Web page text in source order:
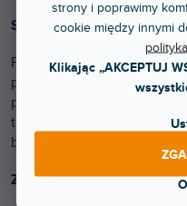
strony i poprawimy
cookie między innymi
Klikając „AKCEPTUJ
Studyjna jakość dźwięku,
Flux oferuje studyjną
potrzebna dzięki 24-
przetwornikom cyfrowo-
tego powodu jest to
być również używany jako
Zawsze zasilany